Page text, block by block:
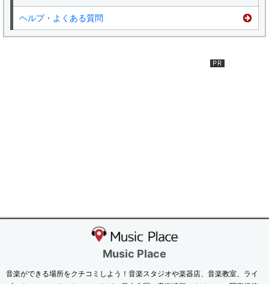
ヘルプ・よくある質問
Music Place
音楽ができる場所をクチコミしよう！音楽スタジオや楽器店、音楽教室、ライ